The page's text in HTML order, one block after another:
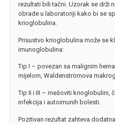
rezultati bili tačni. Uzorak se drži
obrade u laboratoriji kako bi se
krioglobulina.
Prisustvo krioglobulina može se
imunoglobulina:
Tip I – povezan sa malignim
mijelom, Waldenströmova
Tip II i III – mešoviti krioglobulini,
infekcija i autoimunih bolesti.
Pozitivan rezultat zahteva